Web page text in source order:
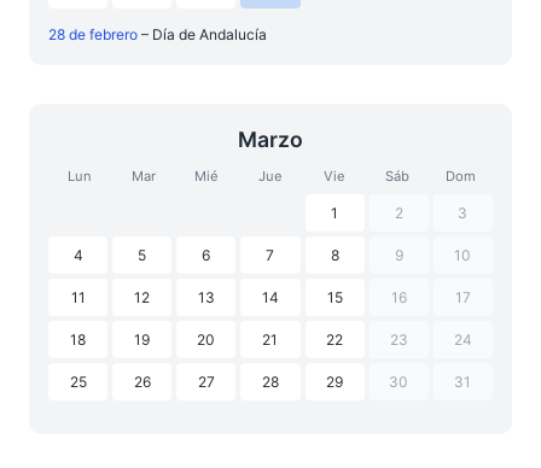
28 de febrero – Día de Andalucía
Marzo
Lun Mar Mié Jue Vie Sáb Dom
1 2 3
4 5 6 7 8 9 10
11 12 13 14 15 16 17
18 19 20 21 22 23 24
25 26 27 28 29 30 31